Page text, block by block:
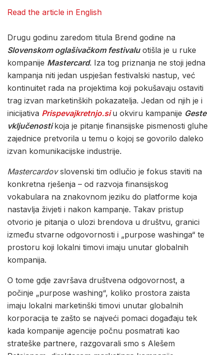
Read the article in English
Drugu godinu zaredom titula Brend godine na
Slovenskom oglašivačkom festivaluotišla je u ruke
kompanije Mastercard. Iza tog priznanja ne stoji jedna
kampanja niti jedan uspješan festivalski nastup, već
kontinuitet rada na projektima koji pokušavaju ostaviti
trag izvan marketinških pokazatelja. Jedan od njih je i
inicijativa Prispevajkretnjo.siu okviru kampanije Geste
vključenostikoja je pitanje finansijske pismenosti gluhe
zajednice pretvorila u temu o kojoj se govorilo daleko
izvan komunikacijske industrije.
Mastercardovslovenski tim odlučio je fokus staviti na
konkretna rješenja – od razvoja finansijskog
vokabulara na znakovnom jeziku do platforme koja
nastavlja živjeti i nakon kampanje. Takav pristup
otvorio je pitanja o ulozi brendova u društvu, granici
između stvarne odgovornosti i „purpose washinga“ te
prostoru koji lokalni timovi imaju unutar globalnih
kompanija.
O tome gdje završava društvena odgovornost, a
počinje „purpose washing“, koliko prostora zaista
imaju lokalni marketinški timovi unutar globalnih
korporacija te zašto se najveći pomaci događaju tek
kada kompanije agencije počnu posmatrati kao
strateške partnere, razgovarali smo s Alešem